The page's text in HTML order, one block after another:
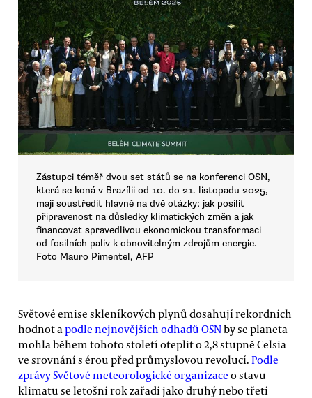
Zástupci téměř dvou set států se na konferenci OSN,
která se koná v Brazílii od 10. do 21. listopadu 2025,
mají soustředit hlavně na dvě otázky: jak posílit
připravenost na důsledky klimatických změn a jak
financovat spravedlivou ekonomickou transformaci
od fosilních paliv k obnovitelným zdrojům energie.
Foto Mauro Pimentel, AFP
Světové emise skleníkových plynů dosahují rekordních
hodnot apodle nejnovějších odhadů OSNby se planeta
mohla během tohoto století oteplit o 2,8 stupně Celsia
ve srovnání s érou před průmyslovou revolucí. Podle
zprávy Světové meteorologické organizace o stavu
klimatu se letošní rok zařadí jako druhý nebo třetí